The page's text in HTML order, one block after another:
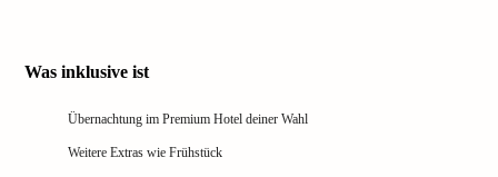
Was inklusive ist
Übernachtung im Premium Hotel deiner Wahl
Weitere Extras wie Frühstück